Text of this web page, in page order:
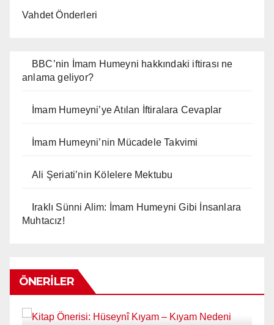
Vahdet Önderleri
BBC’nin İmam Humeyni hakkındaki iftirası ne
anlama geliyor?
İmam Humeyni’ye Atılan İftiralara Cevaplar
İmam Humeyni’nin Mücadele Takvimi
Ali Şeriati’nin Kölelere Mektubu
Iraklı Sünni Alim: İmam Humeyni Gibi İnsanlara
Muhtacız!
ÖNERILER